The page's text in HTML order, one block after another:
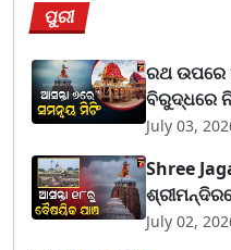
ପୁରୀ
ରଥ ଉପରେ
ବିରୁଦ୍ଧରେ
July 03,
Shree
July 02,